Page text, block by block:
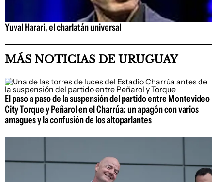
Yuval Harari, el charlatán universal
MÁS NOTICIAS DE URUGUAY
El paso a paso de la suspensión del partido entre Montevideo
City Torque y Peñarol en el Charrúa: un apagón con varios
amagues y la confusión de los altoparlantes